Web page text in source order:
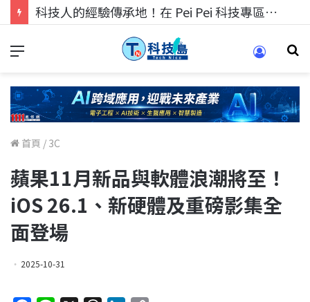
科技人的經驗傳承地！在 Pei Pei 科技專區，與學弟妹交流最硬核的技術
首頁 / 3C
蘋果11月新品與軟體浪潮將至！
iOS 26.1、新硬體及重磅影集全
面登場
2025-10-31